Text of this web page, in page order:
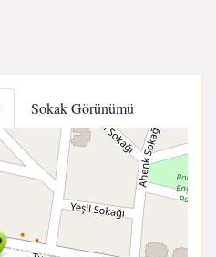
Sokak Görünümü